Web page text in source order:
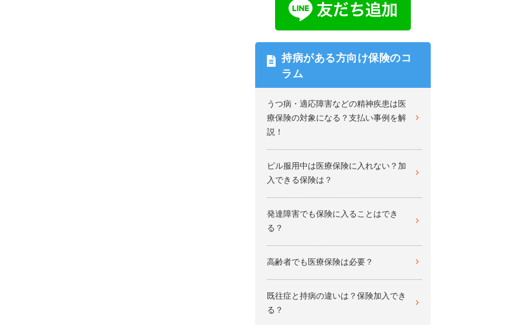
持病がある方向け保険のコ
ラム
うつ病・適応障害などの精神疾患は医
療保険の対象になる？支払い事例を解
説！
ピル服用中は医療保険に入れない？加
入できる保険は？
発達障害でも保険に入ることはでき
る？
高齢者でも医療保険は必要？
既往症と持病の違いは？保険加入でき
る？